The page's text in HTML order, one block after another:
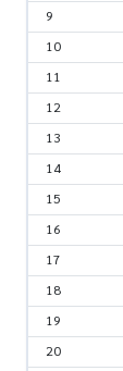
9
10
11
12
13
14
15
16
17
18
19
20